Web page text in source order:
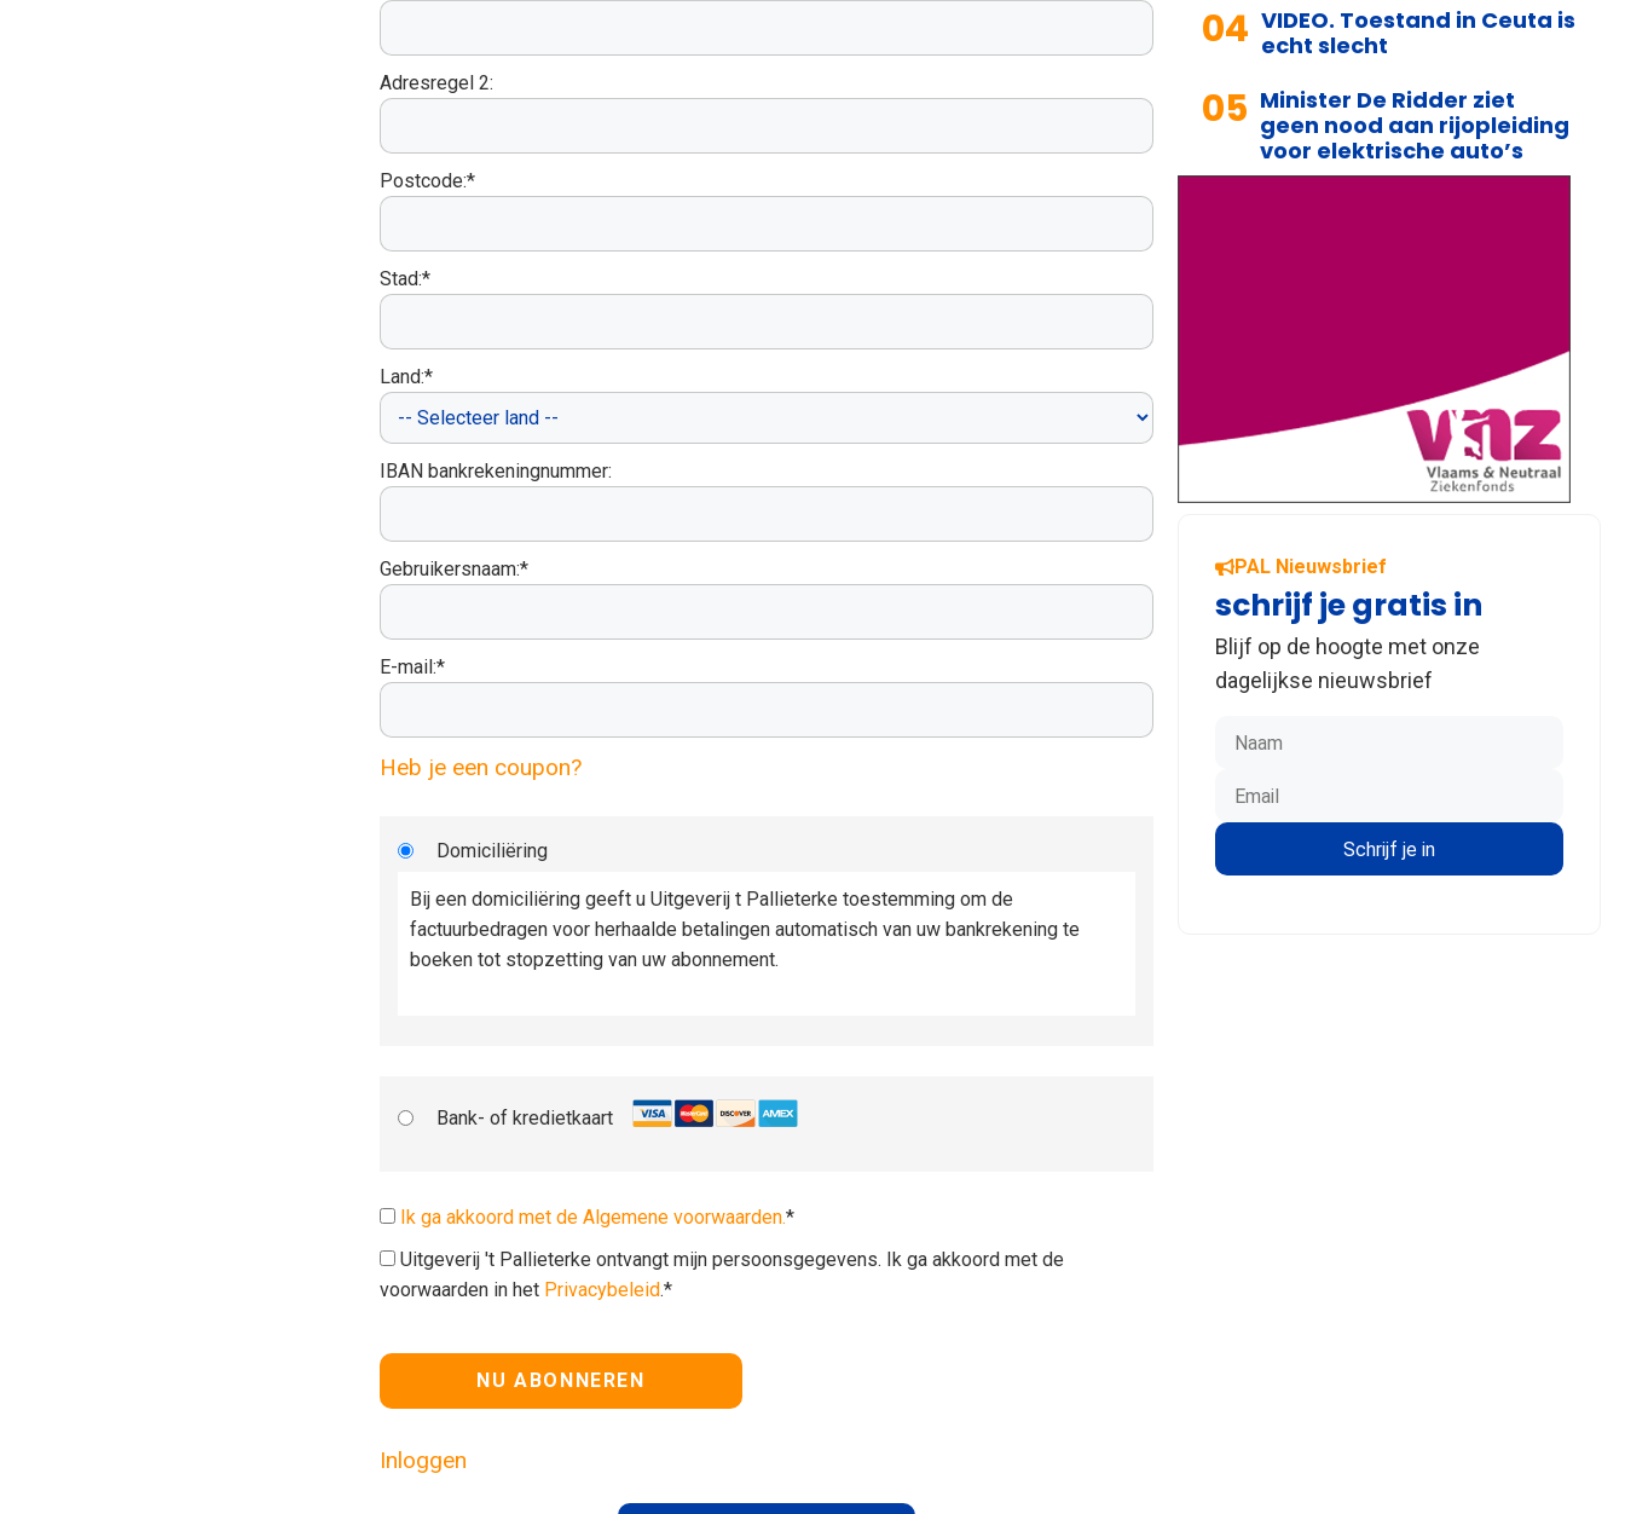
Adresregel 2:
Postcode:*
Stad:*
Land:*
IBAN bankrekeningnummer:
Gebruikersnaam:*
E-mail:*
Heb je een coupon?
Domiciliëring
Bij een domiciliëring geeft u Uitgeverij t Pallieterke toestemming om de
factuurbedragen voor herhaalde betalingen automatisch van uw bankrekening te
boeken tot stopzetting van uw abonnement.
Bank- of kredietkaart
Ik ga akkoord met de Algemene voorwaarden.*
Uitgeverij 't Pallieterke ontvangt mijn persoonsgegevens. Ik ga akkoord met de
voorwaarden in het Privacybeleid.*
Geen waarde
Inloggen
04 VIDEO. Toestand in Ceuta is
echt slecht
05 Minister De Ridder ziet
geen nood aan rijopleiding
voor elektrische auto’s
PAL Nieuwsbrief
schrijf je gratis in
Blijf op de hoogte met onze
dagelijkse nieuwsbrief